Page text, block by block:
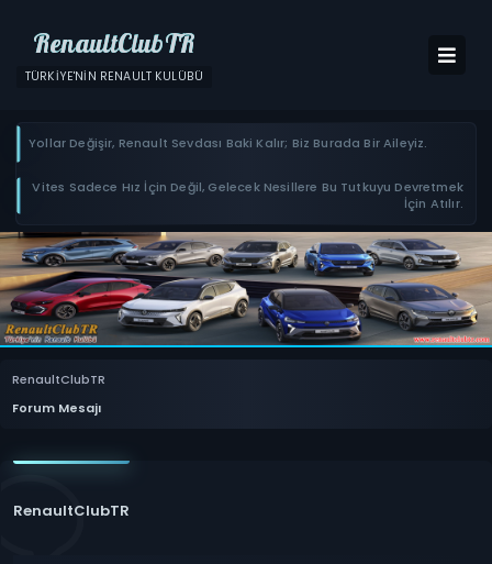
RenaultClubTR
TÜRKIYE'NIN RENAULT KULÜBÜ
Yollar Değişir, Renault Sevdası Baki Kalır; Biz Burada Bir Aileyiz.
Vites Sadece Hız İçin Değil, Gelecek Nesillere Bu Tutkuyu Devretmek
İçin Atılır.
RenaultClubTR
Forum Mesajı
RenaultClubTR